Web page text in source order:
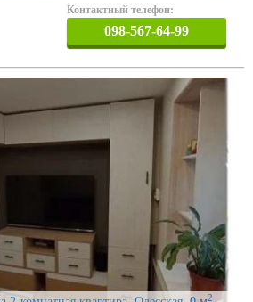
Контактный телефон:
098-567-64-99
2